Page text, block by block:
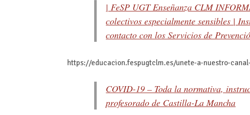
| FeSP UGT Enseñanza CLM
colectivos especialmente sensibles |
contacto con los Servicios de
https://educacion.fespugtclm.es/unete-a-nuestro-
COVID-19 – Toda la normativa,
profesorado de Castilla-La Mancha